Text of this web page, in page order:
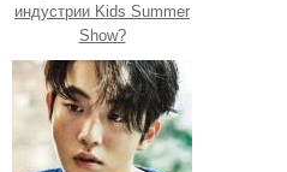
индустрии Kids Summer
Show?